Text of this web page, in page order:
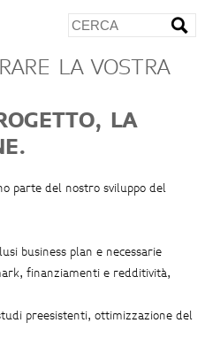
LA VOSTRA
LA
parte del nostro sviluppo del
business plan e necessarie
finanziamenti e redditività,
preesistenti, ottimizzazione del